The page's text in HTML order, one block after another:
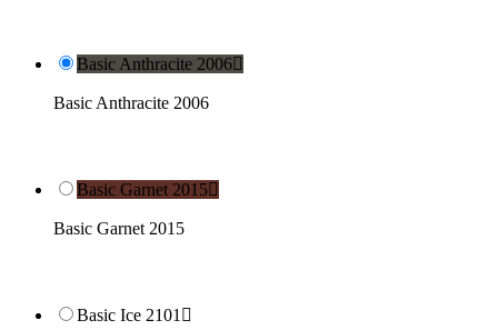
Basic Anthracite 2006
Basic Anthracite 2006
Basic Garnet 2015
Basic Garnet 2015
Basic Ice 2101 